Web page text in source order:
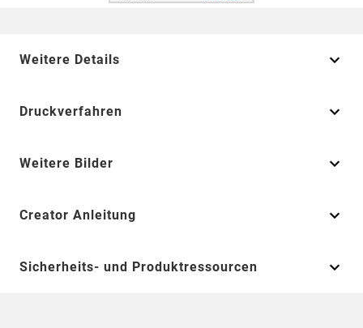
Weitere Details
Druckverfahren
Weitere Bilder
Creator Anleitung
Sicherheits- und Produktressourcen